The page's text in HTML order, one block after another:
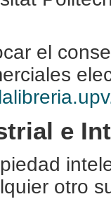
el
e
otro